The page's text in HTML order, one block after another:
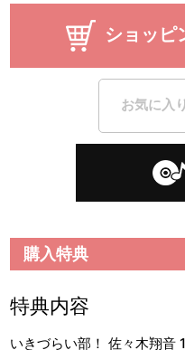
ショッピ
お気に入
購入特典
特典内容
いきづらい部！ 佐々木翔音